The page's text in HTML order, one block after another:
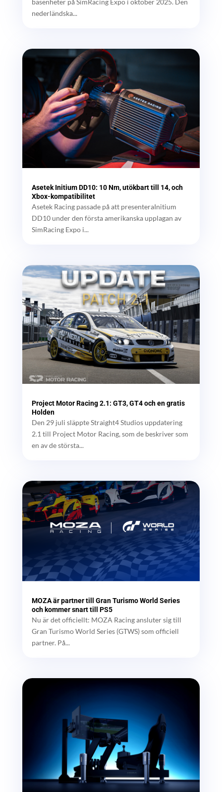
basenheter på SimRacing Expo i oktober 2025. Den
nederländska...
Asetek Initium DD10: 10 Nm, utökbart till 14, och
Xbox-kompatibilitet
Asetek Racing passade på att presenteraInitium
DD10 under den första amerikanska upplagan av
SimRacing Expo i...
Project Motor Racing 2.1: GT3, GT4 och en gratis
Holden
Den 29 juli släppte Straight4 Studios uppdatering
2.1 till Project Motor Racing, som de beskriver som
en av de största...
MOZA är partner till Gran Turismo World Series
och kommer snart till PS5
Nu är det officiellt: MOZA Racing ansluter sig till
Gran Turismo World Series (GTWS) som officiell
partner. På...